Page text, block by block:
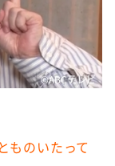
©️ABCテレビ
ものいたって